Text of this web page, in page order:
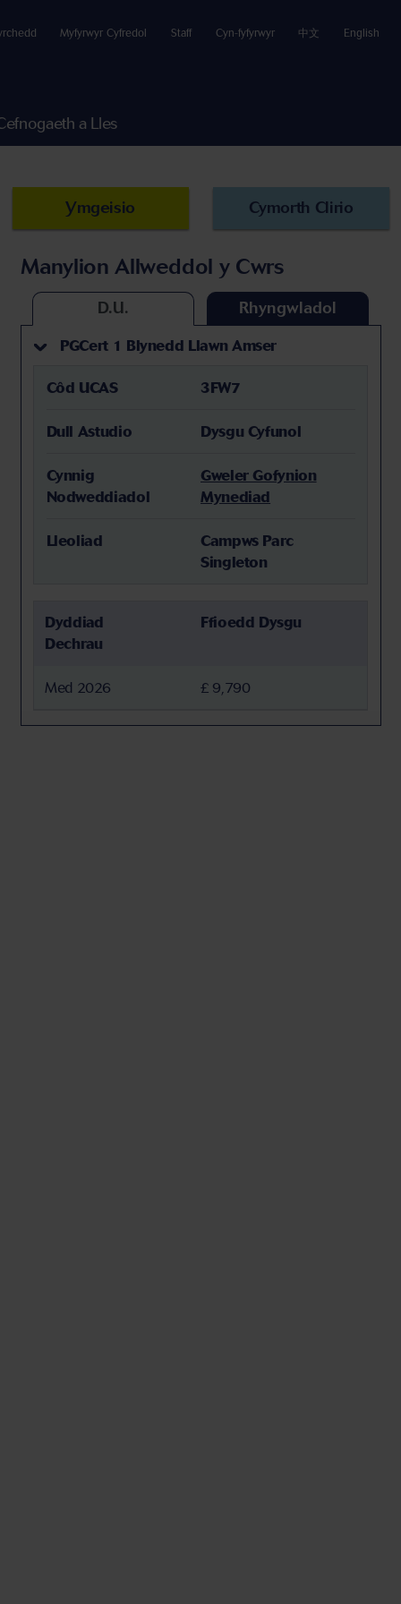
Myfyrwyr Cyfredol Staff Cyn-fyfyrwyr 中文 English
a Lles
Ymgeisio Cymorth Clirio
Manylion Allweddol y Cwrs
D.U. Rhyngwladol
PGCert 1 Blynedd Llawn Amser
Côd UCAS 3FW7
Dull Astudio Dysgu Cyfunol
Cynnig
Nodweddiadol
Gweler Gofynion
Mynediad
Lleoliad
Campws Parc
Singleton
Dyddiad
Dechrau
Ffioedd Dysgu
Med 2026 £ 9,790